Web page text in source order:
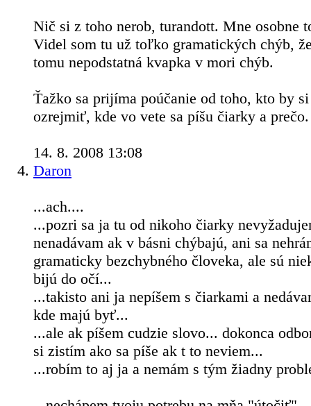
Nič si z toho nerob, turandott. Mne osobne
Videl som tu už toľko gramatických chýb,
tomu nepodstatná kvapka v mori chýb.
Ťažko sa prijíma poúčanie od toho, kto by
ozrejmiť, kde vo vete sa píšu čiarky a
14. 8. 2008 13:08
Daron
...ach....
...pozri sa ja tu od nikoho čiarky
nenadávam ak v básni chýbajú, ani sa
gramaticky bezchybného človeka, ale sú
bijú do očí...
...takisto ani ja nepíšem s čiarkami a
kde majú byť...
...ale ak píšem cudzie slovo... dokonca
si zistím ako sa píše ak t to neviem...
...robím to aj ja a nemám s tým žiadny